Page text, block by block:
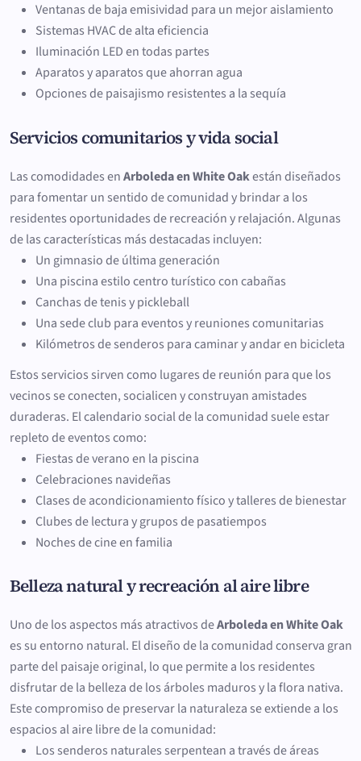
Ventanas de baja emisividad para un mejor aislamiento
Sistemas HVAC de alta eficiencia
Iluminación LED en todas partes
Aparatos y aparatos que ahorran agua
Opciones de paisajismo resistentes a la sequía
Servicios comunitarios y vida social
Las comodidades enArboleda en White Oakestán diseñados
para fomentar un sentido de comunidad y brindar a los
residentes oportunidades de recreación y relajación. Algunas
de las características más destacadas incluyen:
Un gimnasio de última generación
Una piscina estilo centro turístico con cabañas
Canchas de tenis y pickleball
Una sede club para eventos y reuniones comunitarias
Kilómetros de senderos para caminar y andar en bicicleta
Estos servicios sirven como lugares de reunión para que los
vecinos se conecten, socialicen y construyan amistades
duraderas. El calendario social de la comunidad suele estar
repleto de eventos como:
Fiestas de verano en la piscina
Celebraciones navideñas
Clases de acondicionamiento físico y talleres de bienestar
Clubes de lectura y grupos de pasatiempos
Noches de cine en familia
Belleza natural y recreación al aire libre
Uno de los aspectos más atractivos deArboleda en White Oak
es su entorno natural. El diseño de la comunidad conserva gran
parte del paisaje original, lo que permite a los residentes
disfrutar de la belleza de los árboles maduros y la flora nativa.
Este compromiso de preservar la naturaleza se extiende a los
espacios al aire libre de la comunidad:
Los senderos naturales serpentean a través de áreas